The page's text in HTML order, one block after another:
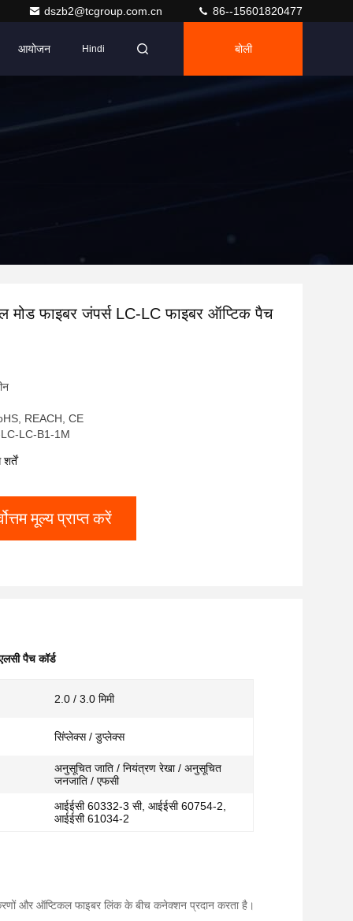
dszb2@tcgroup.com.cn 86--15601820477
आयोजन Hindi बोली
मोड फाइबर जंपर्स LC-LC फाइबर ऑप्टिक पैच
REACH, CE
LC-B1-1M
मूल्य प्राप्त करें
पैच कॉर्ड
2.0 / 3.0 मिमी
सिंप्लेक्स / डुप्लेक्स
अनुसूचित जाति / नियंत्रण रेखा / अनुसूचित
जनजाति / एफसी
आईईसी 60332-3 सी, आईईसी 60754-2,
आईईसी 61034-2
और ऑप्टिकल फाइबर लिंक के बीच कनेक्शन प्रदान करता है।